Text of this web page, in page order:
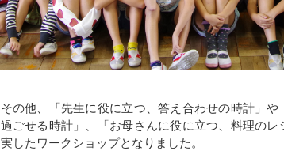
その他、「先生に役に立つ、答え合わせの時計」
過ごせる時計」、「お母さんに役に立つ、料理の
実したワークショップとなりました。